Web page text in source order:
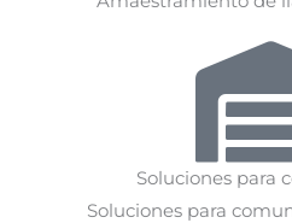
Soluciones para
Soluciones para